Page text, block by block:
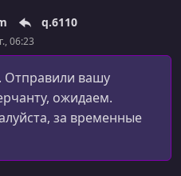
q.6110
06:23
Отправили вашу
ожидаем.
за временные